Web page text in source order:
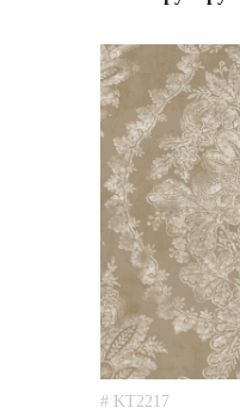
# KT2217